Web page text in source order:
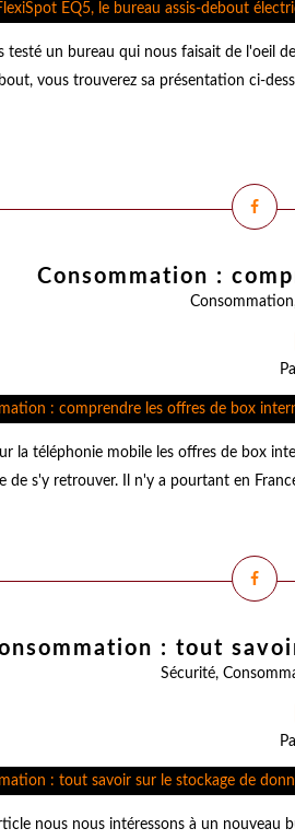
testé un bureau qui nous faisait de l'oeil
vous trouverez sa présentation ci-
Consommation :
Consommation
la téléphonie mobile les offres de box
de s'y retrouver. Il n'y a pourtant en
: tout
Sécurité,
nous nous intéressons à un nouveau